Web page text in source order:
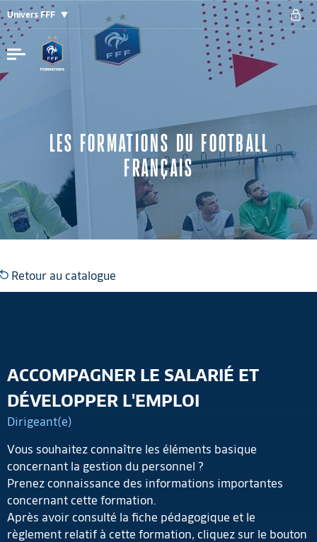
Univers FFF
LES FORMATIONS DU FOOTBALL
FRANÇAIS
Retour au catalogue
ACCOMPAGNER LE SALARIÉ ET
DÉVELOPPER L'EMPLOI
Dirigeant(e)
Vous souhaitez connaître les éléments basique
concernant la gestion du personnel ?
Prenez connaissance des informations importantes
concernant cette formation.
Après avoir consulté la fiche pédagogique et le
règlement relatif à cette formation, cliquez sur le bouton